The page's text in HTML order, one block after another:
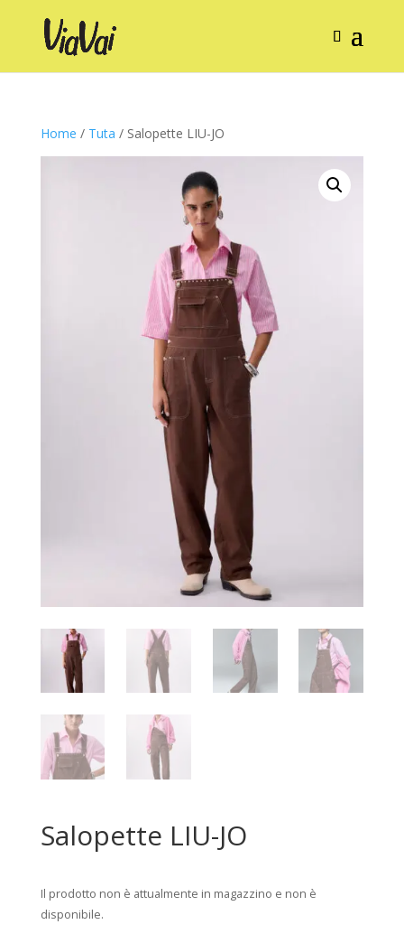
Home / Tuta / Salopette LIU-JO
Salopette LIU-JO
Il prodotto non è attualmente in magazzino e non è
disponibile.